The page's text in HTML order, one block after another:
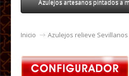
Azulejos artesanos pintados a
Inicio Azulejos relieve Sevillanos